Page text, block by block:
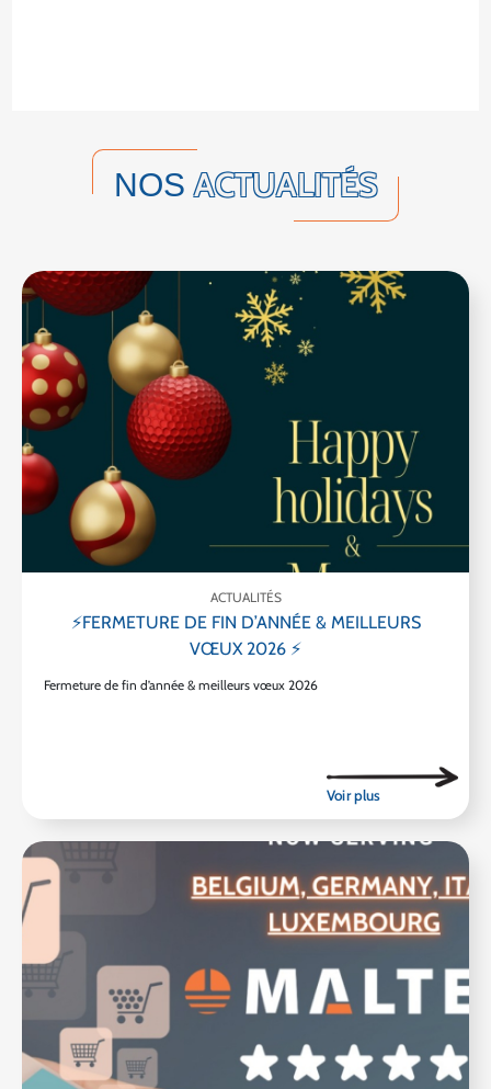
NOSACTUALITÉS
ACTUALITÉS
⚡FERMETURE DE FIN D’ANNÉE & MEILLEURS
VŒUX 2026 ⚡
Fermeture de fin d’année & meilleurs vœux 2026